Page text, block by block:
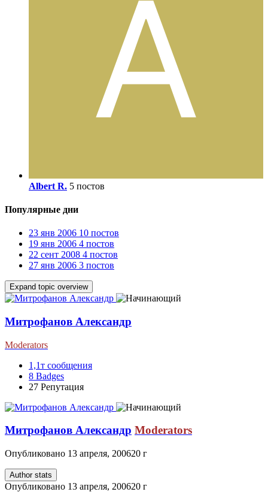
Albert R. 5 постов
Популярные дни
23 янв 2006 10 постов
19 янв 2006 4 постов
22 сент 2008 4 постов
27 янв 2006 3 постов
Expand topic overview
Митрофанов Александр
Moderators
1,1т сообщения
8 Badges
27 Репутация
Митрофанов Александр Moderators
Опубликовано 13 апреля, 200620 г
Author stats
Опубликовано 13 апреля, 200620 г